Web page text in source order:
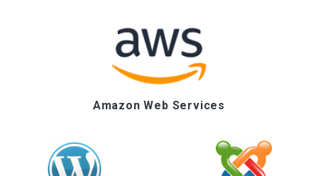
Amazon Web Services